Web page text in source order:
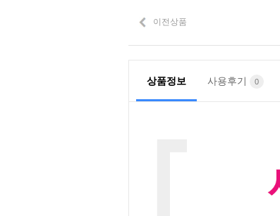
이전상품
상품정보 사용후기 0